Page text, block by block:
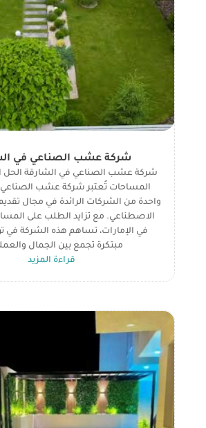
شركة عشب الصناعي في
شركة عشب الصناعي في الشارقة الحل
المساحات تُعتبر شركة عشب
واحدة من الشركات الرائدة في مجال
الاصطناعي. مع تزايد الطلب على
في الإمارات، تساهم هذه الشركة في
مبتكرة تجمع بين الجمال
قراءة المزيد